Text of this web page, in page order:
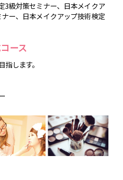
3級対策セミナー、日本メイクア
ー、日本メイクアップ技術検定
ース
します。